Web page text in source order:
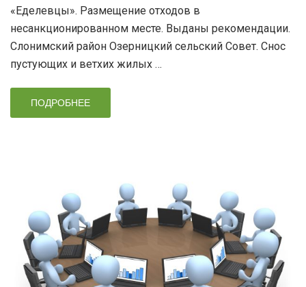
«Еделевцы». Размещение отходов в
несанкционированном месте. Выданы рекомендации.
Слонимский район Озерницкий сельский Совет. Снос
пустующих и ветхих жилых …
ПОДРОБНЕЕ